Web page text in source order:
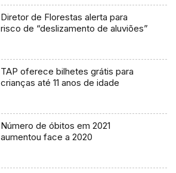
Diretor de Florestas alerta para
risco de “deslizamento de aluviões”
TAP oferece bilhetes grátis para
crianças até 11 anos de idade
Número de óbitos em 2021
aumentou face a 2020